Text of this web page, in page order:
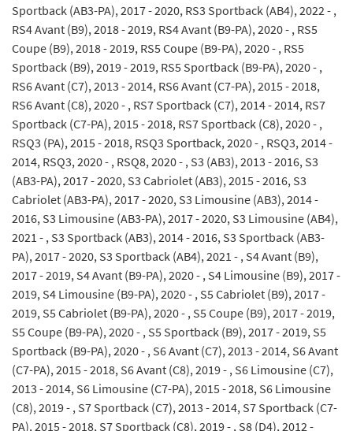
Sportback (AB3-PA), 2017 - 2020, RS3 Sportback (AB4), 2022 - ,
RS4 Avant (B9), 2018 - 2019, RS4 Avant (B9-PA), 2020 - , RS5
Coupe (B9), 2018 - 2019, RS5 Coupe (B9-PA), 2020 - , RS5
Sportback (B9), 2019 - 2019, RS5 Sportback (B9-PA), 2020 - ,
RS6 Avant (C7), 2013 - 2014, RS6 Avant (C7-PA), 2015 - 2018,
RS6 Avant (C8), 2020 - , RS7 Sportback (C7), 2014 - 2014, RS7
Sportback (C7-PA), 2015 - 2018, RS7 Sportback (C8), 2020 - ,
RSQ3 (PA), 2015 - 2018, RSQ3 Sportback, 2020 - , RSQ3, 2014 -
2014, RSQ3, 2020 - , RSQ8, 2020 - , S3 (AB3), 2013 - 2016, S3
(AB3-PA), 2017 - 2020, S3 Cabriolet (AB3), 2015 - 2016, S3
Cabriolet (AB3-PA), 2017 - 2020, S3 Limousine (AB3), 2014 -
2016, S3 Limousine (AB3-PA), 2017 - 2020, S3 Limousine (AB4),
2021 - , S3 Sportback (AB3), 2014 - 2016, S3 Sportback (AB3-
PA), 2017 - 2020, S3 Sportback (AB4), 2021 - , S4 Avant (B9),
2017 - 2019, S4 Avant (B9-PA), 2020 - , S4 Limousine (B9), 2017 -
2019, S4 Limousine (B9-PA), 2020 - , S5 Cabriolet (B9), 2017 -
2019, S5 Cabriolet (B9-PA), 2020 - , S5 Coupe (B9), 2017 - 2019,
S5 Coupe (B9-PA), 2020 - , S5 Sportback (B9), 2017 - 2019, S5
Sportback (B9-PA), 2020 - , S6 Avant (C7), 2013 - 2014, S6 Avant
(C7-PA), 2015 - 2018, S6 Avant (C8), 2019 - , S6 Limousine (C7),
2013 - 2014, S6 Limousine (C7-PA), 2015 - 2018, S6 Limousine
(C8), 2019 - , S7 Sportback (C7), 2013 - 2014, S7 Sportback (C7-
PA), 2015 - 2018, S7 Sportback (C8), 2019 - , S8 (D4), 2012 -